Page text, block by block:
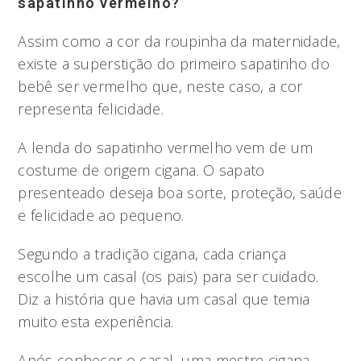
Assim como a cor da roupinha da maternidade,
existe a superstição do primeiro sapatinho do
bebê ser vermelho que, neste caso, a cor
representa felicidade.
A lenda do sapatinho vermelho vem de um
costume de origem cigana. O sapato
presenteado deseja boa sorte, proteção, saúde
e felicidade ao pequeno.
Segundo a tradição cigana, cada criança
escolhe um casal (os pais) para ser cuidado.
Diz a história que havia um casal que temia
muito esta experiência.